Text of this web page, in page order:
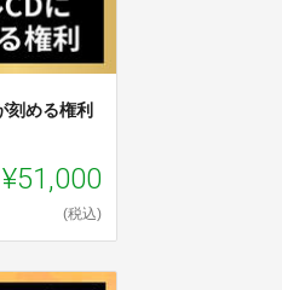
刻める権利
¥51,000
(税込)